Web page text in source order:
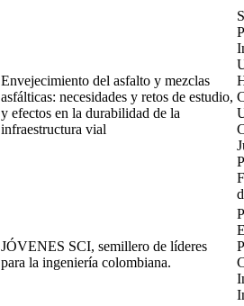
Envejecimiento del asfalto y mezclas
asfálticas: necesidades y retos de estudio,
y efectos en la durabilidad de la
infraestructura vial
JÓVENES SCI, semillero de líderes
para la ingeniería colombiana.